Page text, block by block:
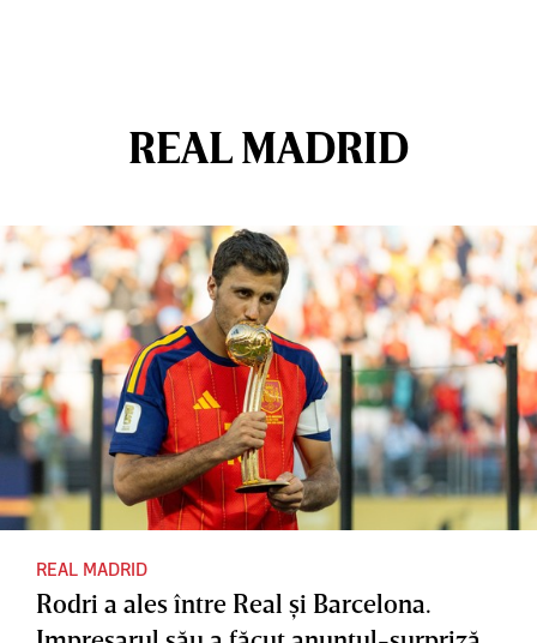
REAL MADRID
REAL MADRID
Rodri a ales între Real şi Barcelona.